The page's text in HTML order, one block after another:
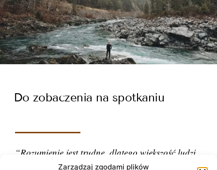
Zarządzaj zgodami plików
Do zobaczenia na spotkaniu
“Rozumienie jest trudne, dlatego większość ludzi